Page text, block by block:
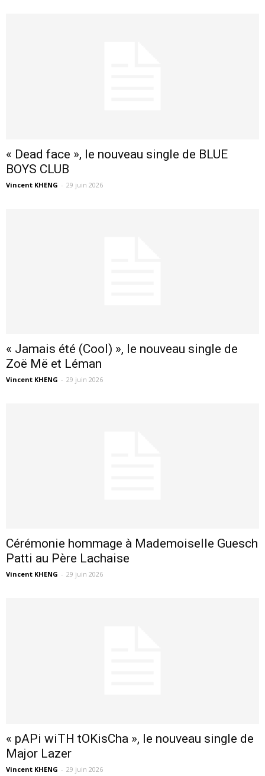
« Dead face », le nouveau single de BLUE
BOYS CLUB
Vincent KHENG - 29 juin 2026
« Jamais été (Cool) », le nouveau single de
Zoë Më et Léman
Vincent KHENG - 29 juin 2026
Cérémonie hommage à Mademoiselle Guesch
Patti au Père Lachaise
Vincent KHENG - 29 juin 2026
« pAPi wiTH tOKisCha », le nouveau single de
Major Lazer
Vincent KHENG - 29 juin 2026